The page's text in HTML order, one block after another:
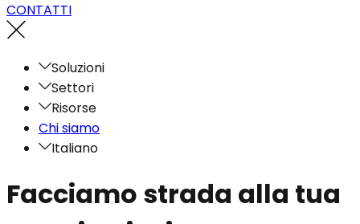
CONTATTI
Soluzioni
Settori
Risorse
Chi siamo
Italiano
Facciamo strada alla tua